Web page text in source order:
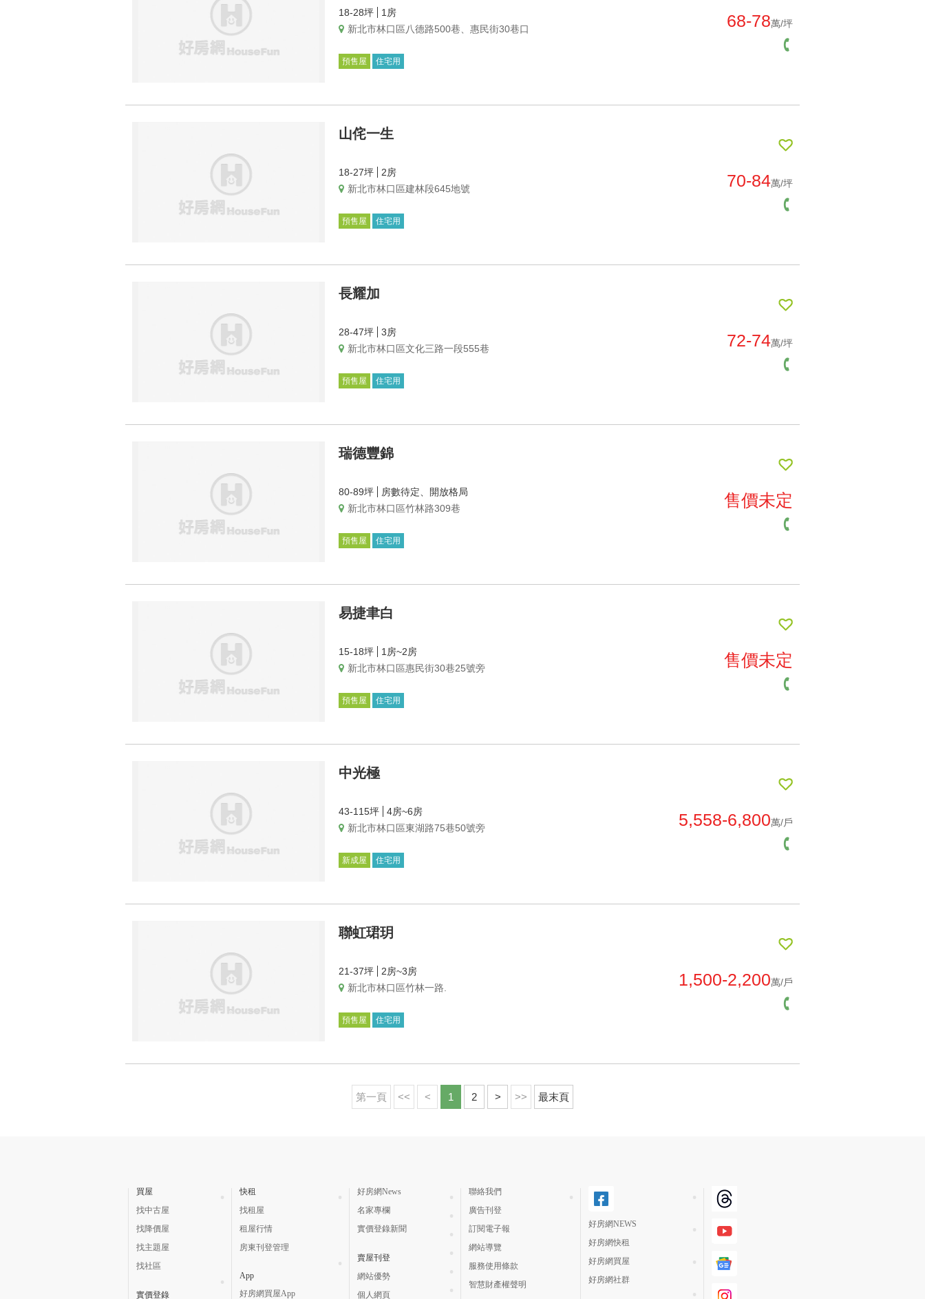
18-28坪
1房
新北市林口區八德路500巷、惠民街30巷口
68-78萬/坪
預售屋 住宅用
山侘一生
18-27坪
2房
新北市林口區建林段645地號
70-84萬/坪
預售屋 住宅用
長耀加
28-47坪
3房
新北市林口區文化三路一段555巷
72-74萬/坪
預售屋 住宅用
瑞德豐錦
80-89坪
房數待定、開放格局
新北市林口區竹林路309巷
售價未定
預售屋 住宅用
易捷聿白
15-18坪
1房~2房
新北市林口區惠民街30巷25號旁
售價未定
預售屋 住宅用
中光極
43-115坪
4房~6房
新北市林口區東湖路75巷50號旁
5,558-6,800萬/戶
新成屋 住宅用
聯虹珺玥
21-37坪
2房~3房
新北市林口區竹林一路.
1,500-2,200萬/戶
預售屋 住宅用
第一頁 << < 1 2 > >> 最末頁
買屋
找中古屋
找降價屋
找主題屋
找社區
實價登錄
快租
找租屋
租屋行情
房東刊登管理
App
好房網買屋App
好房網News
名家專欄
實價登錄新聞
賣屋刊登
網站優勢
個人網頁
聯絡我們
廣告刊登
訂閱電子報
網站導覽
服務使用條款
智慧財產權聲明
好房網NEWS
好房網快租
好房網買屋
好房網社群